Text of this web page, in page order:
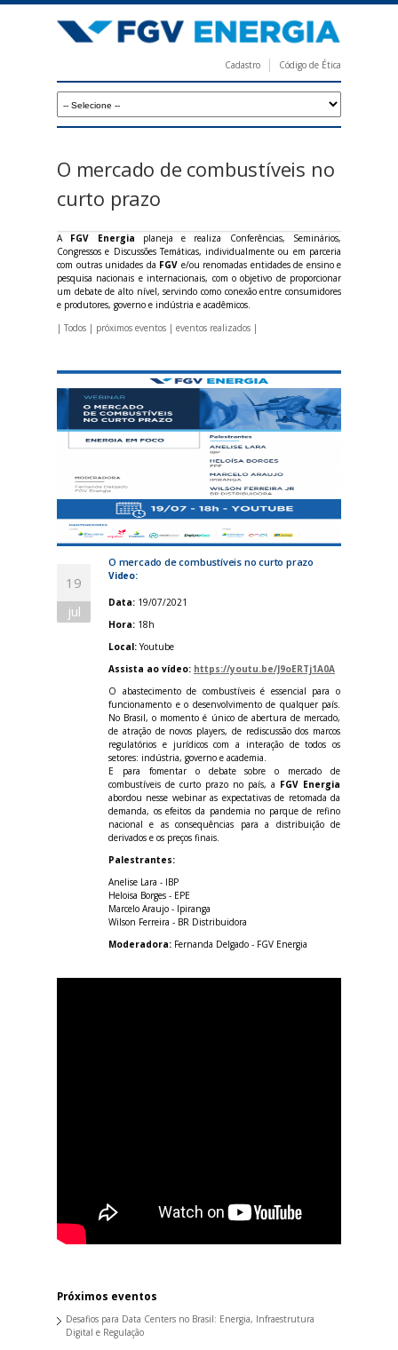
para
principal
V
e
r
g
i
Cadastro Código de Ética
O mercado de combustíveis no
curto prazo
A FGV Energia planeja e realiza Conferências, Seminários,
Congressos e Discussões Temáticas, individualmente ou em parceria
com outras unidades da FGV e/ou renomadas entidades de ensino e
pesquisa nacionais e internacionais, com o objetivo de proporcionar
um debate de alto nível, servindo como conexão entre consumidores
e produtores, governo e indústria e acadêmicos.
| Todos | próximos eventos | eventos realizados |
19
jul
O mercado de combustíveis no curto prazo
Video:
Data: 19/07/2021
Hora: 18h
Local:Youtube
Assista ao vídeo: https://youtu.be/J9oERTj1A0A
O abastecimento de combustíveis é essencial para o
funcionamento e o desenvolvimento de qualquer país.
No Brasil, o momento é único de abertura de mercado,
de atração de novos players, de rediscussão dos marcos
regulatórios e jurídicos com a interação de todos os
setores: indústria, governo e academia.
E para fomentar o debate sobre o mercado de
combustíveis de curto prazo no país, a FGV Energia
abordou nesse webinar as expectativas de retomada da
demanda, os efeitos da pandemia no parque de refino
nacional e as consequências para a distribuição de
derivados e os preços finais.
Palestrantes:
Anelise Lara - IBP
Heloisa Borges - EPE
Marcelo Araujo - Ipiranga
Wilson Ferreira - BR Distribuidora
Moderadora: Fernanda Delgado - FGV Energia
Próximos eventos
Desafios para Data Centers no Brasil: Energia, Infraestrutura
Digital e Regulação